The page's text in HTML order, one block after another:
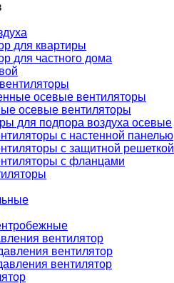
для квартиры
для частного дома
осевые вентиляторы
осевые вентиляторы
для подпора воздуха осевые
с настенной панелью
с защитной решеткой
с фланцами
вентилятор
вентилятор
вентилятор